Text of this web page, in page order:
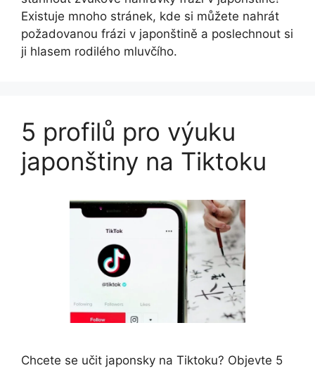
Existuje mnoho stránek, kde si můžete nahrát
požadovanou frázi v japonštině a poslechnout si
ji hlasem rodilého mluvčího.
5 profilů pro výuku
japonštiny na Tiktoku
Chcete se učit japonsky na Tiktoku? Objevte 5